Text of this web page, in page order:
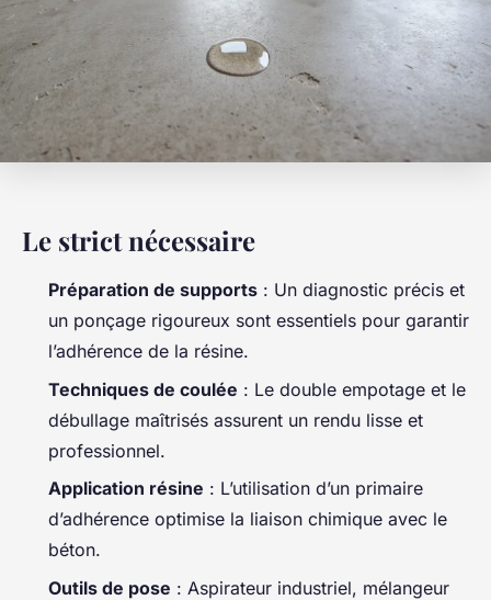
Le strict nécessaire
Préparation de supports : Un diagnostic précis et
un ponçage rigoureux sont essentiels pour garantir
l’adhérence de la résine.
Techniques de coulée : Le double empotage et le
débullage maîtrisés assurent un rendu lisse et
professionnel.
Application résine : L’utilisation d’un primaire
d’adhérence optimise la liaison chimique avec le
béton.
Outils de pose : Aspirateur industriel, mélangeur